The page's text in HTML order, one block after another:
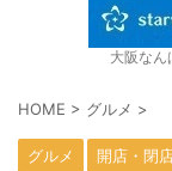
大阪なん
HOME > グルメ >
グルメ 開店・閉